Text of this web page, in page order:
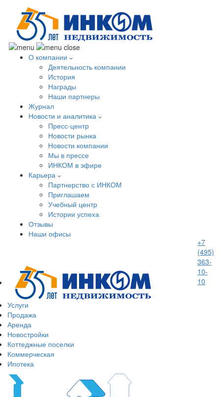
О компании
Деятельность компании
История
Награды
Наши партнеры
Журнал
Новости и аналитика
Пресс-центр
Новости рынка
Новости компании
Мы в прессе
ИНКОМ в эфире
Карьера
Партнерство с ИНКОМ
Приглашаем
Учебный центр
Истории успеха
Отзывы
Наши офисы
+7
(495)
363-
10-
10
Услуги
Продажа
Аренда
Новостройки
Коттеджные поселки
Коммерческая
Ипотека